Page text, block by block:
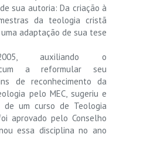
sua autoria: Da criação à
da teologia cristã
adaptação de sua tese
auxiliando o
a reformular seu
de reconhecimento da
pelo MEC, sugeriu e
de um curso de Teologia
aprovado pelo Conselho
essa disciplina no ano